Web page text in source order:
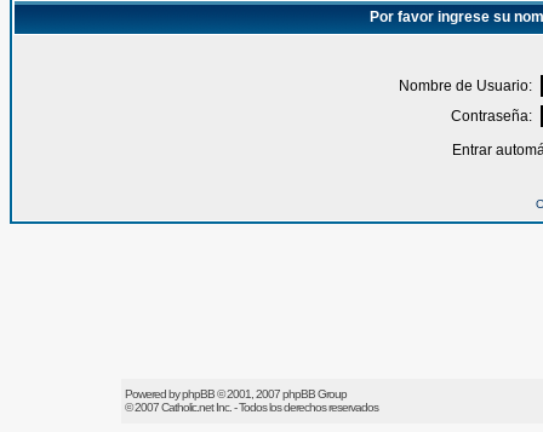
Por favor ingrese su
Nombre de Usuario:
Contraseña:
Entrar
Powered byphpBB© 2001, 2007 phpBB Group
© 2007Catholic.netInc. - Todos los derechos reservados